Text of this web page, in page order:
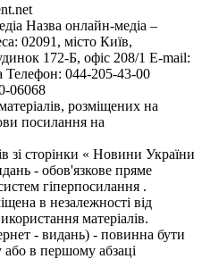
Назва онлайн-медіа –
02091, місто Київ,
172-Б, офіс 208/1 E-mail:
Телефон: 044-205-43-00
06068
розміщених на
посилання на
зі сторінки « Новини України
- обов'язкове пряме
гіперпосилання .
в незалежності від
матеріалів.
- видань) - повинна бути
або в першому абзаці